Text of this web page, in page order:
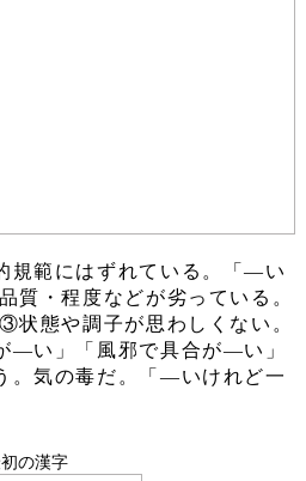
規範にはずれている。「―い
質・程度などが劣っている。
状態や調子が思わしくない。
―い」「風邪で具合が―い」
。気の毒だ。「―いけれど一
の漢字